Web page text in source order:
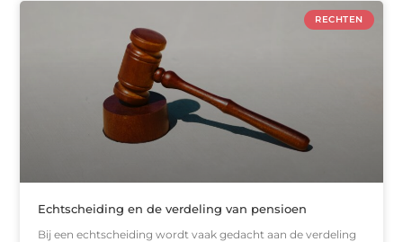
RECHTEN
Echtscheiding en de verdeling van pensioen
Bij een echtscheiding wordt vaak gedacht aan de verdeling